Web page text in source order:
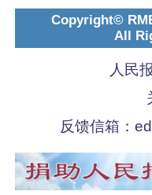
Copyright©
All
人民
反馈信箱：